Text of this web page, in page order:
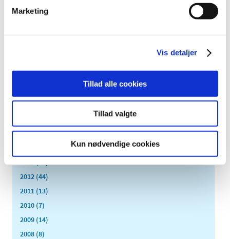
Marketing
Vis detaljer
Tillad alle cookies
Tillad valgte
Kun nødvendige cookies
januar (19)
2022 (197)
2017 (167)
2015 (33)
2012 (44)
2011 (13)
2010 (7)
2009 (14)
2008 (8)